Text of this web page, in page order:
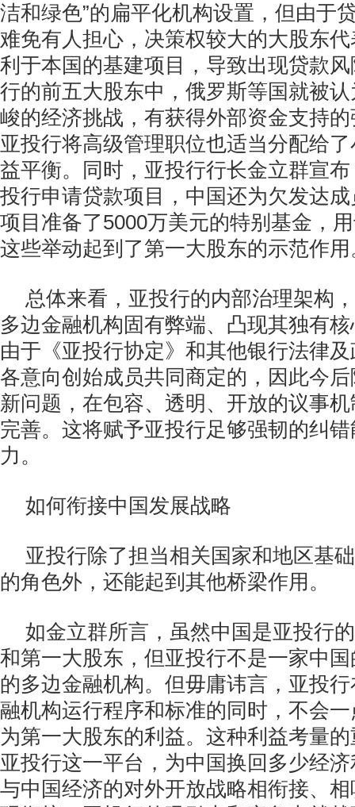
洁和绿色”的扁平化机构设置，但由于
难免有人担心，决策权较大的大股东
利于本国的基建项目，导致出现贷款
行的前五大股东中，俄罗斯等国就被
峻的经济挑战，有获得外部资金支持
亚投行将高级管理职位也适当分配给
益平衡。同时，亚投行行长金立群宣
投行申请贷款项目，中国还为欠发达
项目准备了5000万美元的特别基金，
这些举动起到了第一大股东的示范作用
总体来看，亚投行的内部治理架构
多边金融机构固有弊端、凸现其独有
由于《亚投行协定》和其他银行法律
各意向创始成员共同商定的，因此今
新问题，在包容、透明、开放的议事
完善。这将赋予亚投行足够强韧的纠
力。
如何衔接中国发展战略
亚投行除了担当相关国家和地区基
的角色外，还能起到其他桥梁作用。
如金立群所言，虽然中国是亚投行
和第一大股东，但亚投行不是一家中
的多边金融机构。但毋庸讳言，亚投
融机构运行程序和标准的同时，不会
为第一大股东的利益。这种利益考量
亚投行这一平台，为中国换回多少经
与中国经济的对外开放战略相衔接、